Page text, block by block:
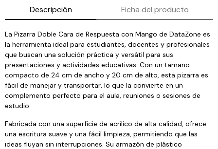
Descripción Ficha del producto
La Pizarra Doble Cara de Respuesta con Mango de DataZone es
la herramienta ideal para estudiantes, docentes y profesionales
que buscan una solución práctica y versátil para sus
presentaciones y actividades educativas. Con un tamaño
compacto de 24 cm de ancho y 20 cm de alto, esta pizarra es
fácil de manejar y transportar, lo que la convierte en un
complemento perfecto para el aula, reuniones o sesiones de
estudio.
Fabricada con una superficie de acrílico de alta calidad, ofrece
una escritura suave y una fácil limpieza, permitiendo que las
ideas fluyan sin interrupciones. Su armazón de plástico